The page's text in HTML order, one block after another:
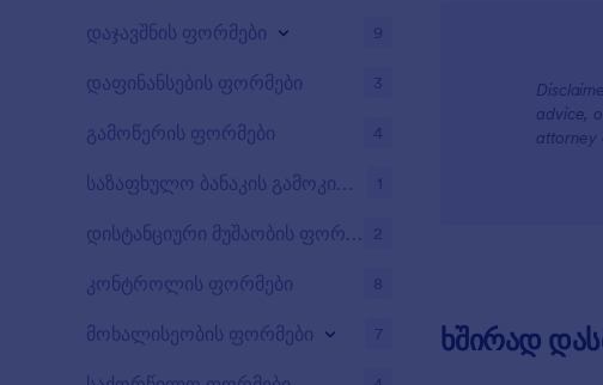
advice,
attorney
ხშირად
დაჯავშნის ფორმები 9
დაფინანსების ფორმები 3
გამოწერის ფორმები 4
საზაფხულო ბანაკის გამოკითხვები 1
დისტანციური მუშაობის ფორმები 2
კონტროლის ფორმები 8
მოხალისეობის ფორმები 7